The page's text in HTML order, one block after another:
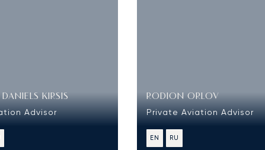
KIRSIS
Advisor
RODION ORLOV
Private Aviation Advisor
EN RU